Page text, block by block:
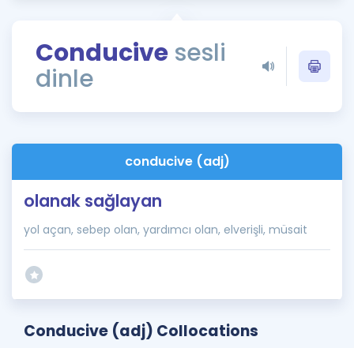
Rehberlik Aracı
ÖSYM Sınav Takvimi
İngilizce Gramer
Conducive sesli
dinle
conducive (adj)
olanak sağlayan
yol açan, sebep olan, yardımcı olan, elverişli, müsait
Conducive (adj) Collocations